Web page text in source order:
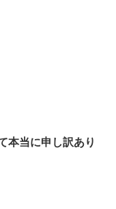
本当に申し訳あり